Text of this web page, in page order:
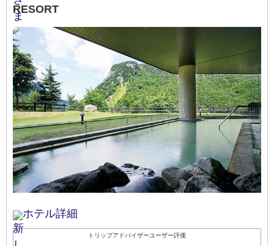
RESORT
ホテル詳細
トリップアドバイザーユーザー評価